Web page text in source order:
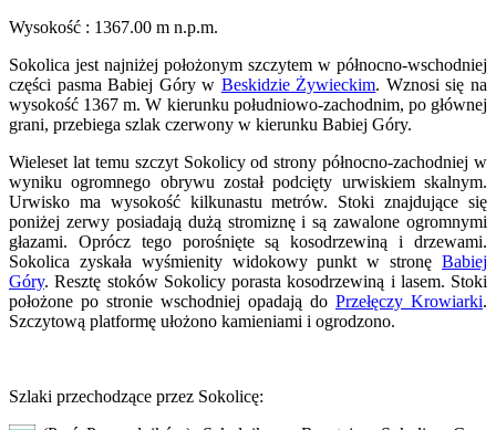
Wysokość : 1367.00 m n.p.m.
Sokolica jest najniżej położonym szczytem w północno-wschodniej
części pasma Babiej Góry w Beskidzie Żywieckim. Wznosi się na
wysokość 1367 m. W kierunku południowo-zachodnim, po głównej
grani, przebiega szlak czerwony w kierunku Babiej Góry.
Wieleset lat temu szczyt Sokolicy od strony północno-zachodniej w
wyniku ogromnego obrywu został podcięty urwiskiem skalnym.
Urwisko ma wysokość kilkunastu metrów. Stoki znajdujące się
poniżej zerwy posiadają dużą stromiznę i są zawalone ogromnymi
głazami. Oprócz tego porośnięte są kosodrzewiną i drzewami.
Sokolica zyskała wyśmienity widokowy punkt w stronę Babiej
Góry. Resztę stoków Sokolicy porasta kosodrzewiną i lasem. Stoki
położone po stronie wschodniej opadają do Przełęczy Krowiarki.
Szczytową platformę ułożono kamieniami i ogrodzono.
Szlaki przechodzące przez Sokolicę: